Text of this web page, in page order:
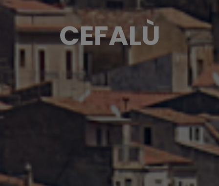
CEFALÙ